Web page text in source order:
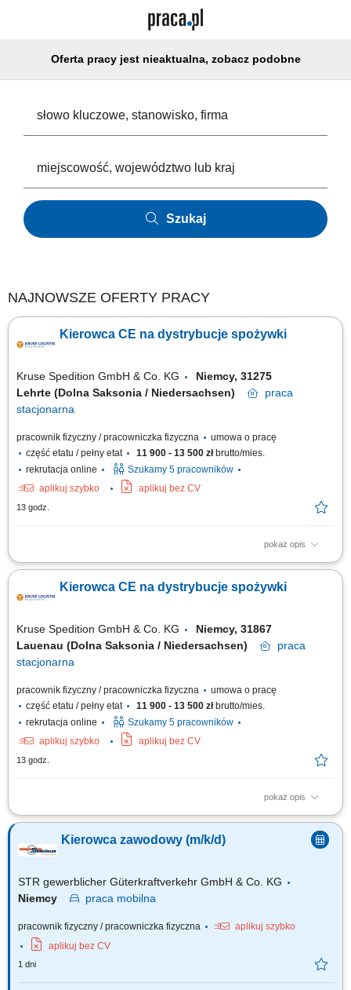
Oferta pracy jest nieaktualna, zobacz podobne
Szukaj
NAJNOWSZE OFERTY PRACY
Kierowca CE na dystrybucje spożywki
Kruse Spedition GmbH & Co. KG
Niemcy, 31275
Lehrte (Dolna Saksonia / Niedersachsen)
praca
stacjonarna
pracownik fizyczny / pracowniczka fizyczna
umowa o pracę
część etatu / pełny etat
11 900 - 13 500 złbrutto/mies.
rekrutacja online
Szukamy 5 pracowników
aplikuj szybko
aplikuj bez CV
13 godz.
pokaż opis
KOGO POSZUKUJEMY? Kierowcy z mocnymi podstawami języka
świadectwo kwalifikacji zawodowej kierowcy (kod 95) na dystrybucje
żywności w systemie zmianowym w 31275 Lehrte / Niemcy w systemie
Kierowca CE na dystrybucje spożywki
Kruse Spedition GmbH & Co. KG
Niemcy, 31867
Lauenau (Dolna Saksonia / Niedersachsen)
praca
stacjonarna
pracownik fizyczny / pracowniczka fizyczna
umowa o pracę
część etatu / pełny etat
11 900 - 13 500 złbrutto/mies.
rekrutacja online
Szukamy 5 pracowników
aplikuj szybko
aplikuj bez CV
13 godz.
pokaż opis
KOGO POSZUKUJEMY? Kierowcy z mocnymi podstawami języka
świadectwo kwalifikacji zawodowej kierowcy (kod 95) na dystrybucje
żywności w systemie zmianowym w 31275 Lehrte / Niemcy w systemie
Kierowca zawodowy (m/k/d)
STR gewerblicher Güterkraftverkehr GmbH & Co. KG
Niemcy
praca mobilna
pracownik fizyczny / pracowniczka fizyczna
aplikuj szybko
aplikuj bez CV
1 dni